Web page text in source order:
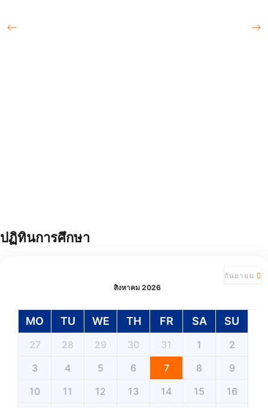
ปฏิทินการศึกษา
สิงหาคม 2026
กันยายน
MO TU WE TH FR SA SU
27 28 29 30 31 1
2
3
4 5 6 7 8
9
10
11 12 13 14 15
16